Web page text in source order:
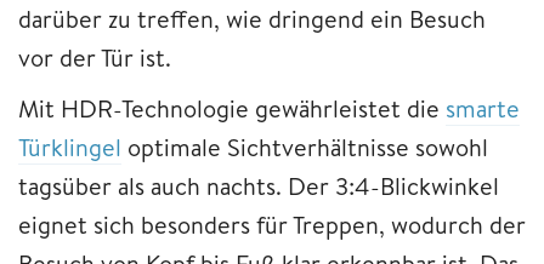
darüber zu treffen, wie dringend ein Besuch
vor der Tür ist.
Mit HDR-Technologie gewährleistet die smarte
Türklingel optimale Sichtverhältnisse sowohl
tagsüber als auch nachts. Der 3:4-Blickwinkel
eignet sich besonders für Treppen, wodurch der